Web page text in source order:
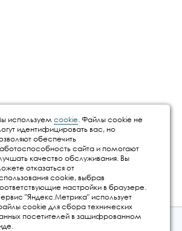
© 2026
используем cookie. Файлы cookie не
идентифицировать вас, но
обеспечить
сайта и помогают
качество обслуживания. Вы
отказаться от
cookie, выбрав
настройки в браузере.
"Яндекс.Метрика" использует
cookie для сбора технических
посетителей в зашифрованном